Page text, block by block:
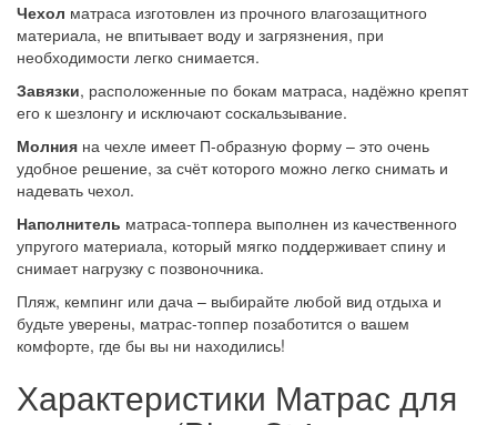
Чехол матраса изготовлен из прочного влагозащитного
материала, не впитывает воду и загрязнения, при
необходимости легко снимается.
Завязки, расположенные по бокам матраса, надёжно крепят
его к шезлонгу и исключают соскальзывание.
Молния на чехле имеет П-образную форму – это очень
удобное решение, за счёт которого можно легко снимать и
надевать чехол.
Наполнитель матраса-топпера выполнен из качественного
упругого материала, который мягко поддерживает спину и
снимает нагрузку с позвоночника.
Пляж, кемпинг или дача – выбирайте любой вид отдыха и
будьте уверены, матрас-топпер позаботится о вашем
комфорте, где бы вы ни находились!
Характеристики Матрас для